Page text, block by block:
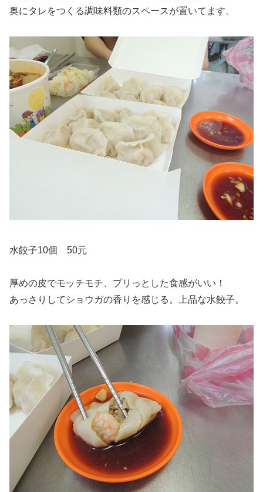
奥にタレをつくる調味料類のスペースが置いてます。
水餃子10個 50元
厚めの皮でモッチモチ、プリっとした食感がいい！
あっさりしてショウガの香りを感じる。上品な水餃子。